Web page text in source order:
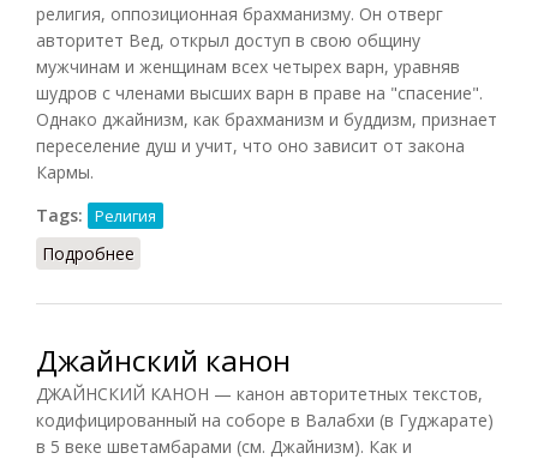
религия, оппозиционная брахманизму. Он отверг
авторитет Вед, открыл доступ в свою общину
мужчинам и женщинам всех четырех варн, уравняв
шудров с членами высших варн в праве на "спасение".
Однако джайнизм, как брахманизм и буддизм, признает
переселение душ и учит, что оно зависит от закона
Кармы.
Tags:
Религия
Подробнее
Джайнский канон
ДЖАЙНСКИЙ КАНОН — канон авторитетных текстов,
кодифицированный на соборе в Валабхи (в Гуджарате)
в 5 веке шветамбарами (см. Джайнизм). Как и